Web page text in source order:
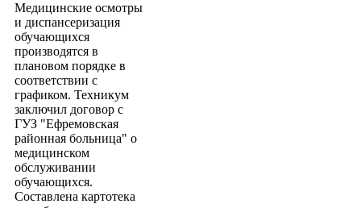
Медицинские осмотры
и диспансеризация
обучающихся
производятся в
плановом порядке в
соответствии с
графиком. Техникум
заключил договор с
ГУЗ "Ефремовская
районная больница" о
медицинском
обслуживании
обучающихся.
Составлена картотека